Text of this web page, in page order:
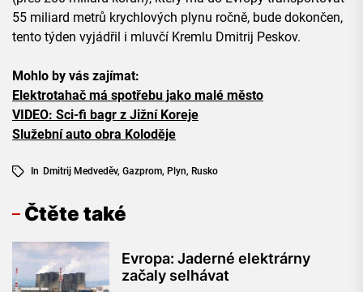
55 miliard metrů krychlových plynu ročně, bude dokončen,
tento týden vyjádřil i mluvčí Kremlu Dmitrij Peskov.
Mohlo by vás zajímat:
Elektrotahač má spotřebu jako malé město
VIDEO: Sci-fi bagr z Jižní Koreje
Služební auto obra Koloděje
In Dmitrij Medveděv, Gazprom, Plyn, Rusko
Čtěte také
Evropa: Jaderné elektrárny
začaly selhávat